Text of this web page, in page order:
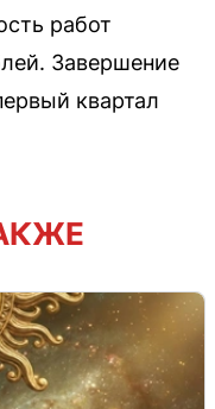
работ
Завершение
квартал